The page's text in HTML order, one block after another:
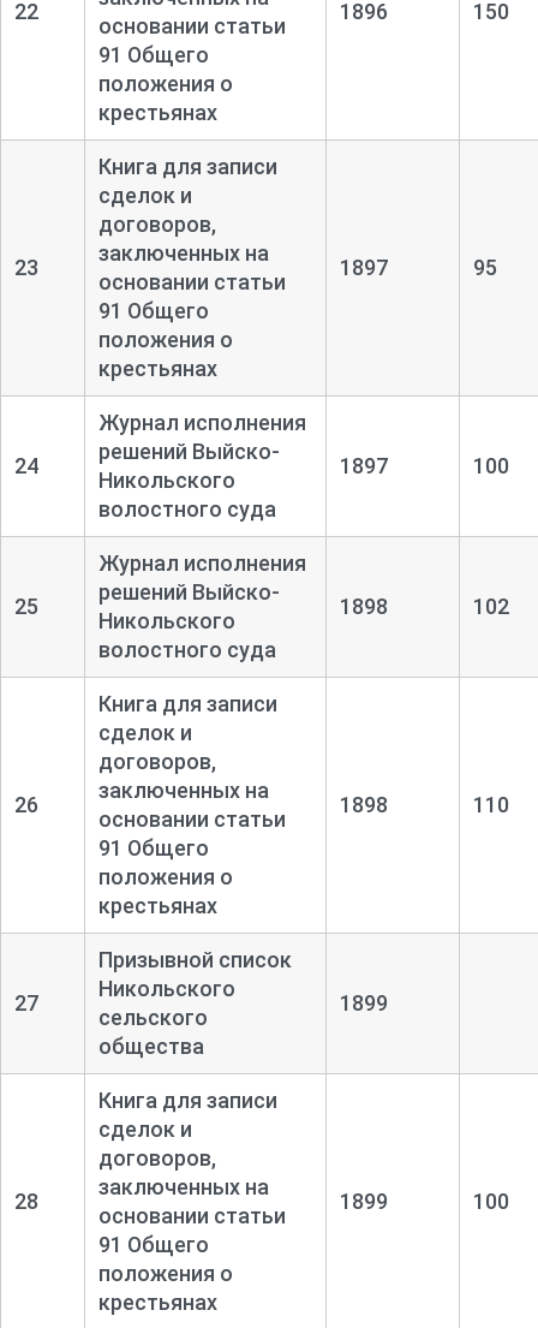
22
основании статьи
91 Общего
положения о
крестьянах
1896 150
23
Книга для записи
сделок и
договоров,
заключенных на
основании статьи
91 Общего
положения о
крестьянах
1897 95
24
Журнал исполнения
решений Выйско-
Никольского
волостного суда
1897 100
25
Журнал исполнения
решений Выйско-
Никольского
волостного суда
1898 102
26
Книга для записи
сделок и
договоров,
заключенных на
основании статьи
91 Общего
положения о
крестьянах
1898 110
27
Призывной список
Никольского
сельского
общества
1899
28
Книга для записи
сделок и
договоров,
заключенных на
основании статьи
91 Общего
положения о
крестьянах
1899 100